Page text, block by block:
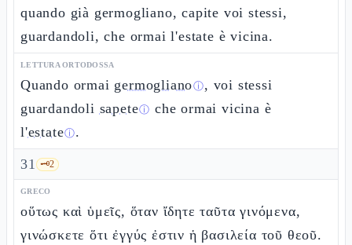
quando già germogliano, capite voi stessi,
guardandoli, che ormai l'estate è vicina.
LETTURA ORTODOSSA
Quando ormai germoglianoⓘ, voi stessi
guardandoli sapeteⓘ che ormai vicina è
l'estateⓘ.
31 🗝️2
GRECO
οὕτως καὶ ὑμεῖς, ὅταν ἴδητε ταῦτα γινόμενα,
γινώσκετε ὅτι ἐγγύς ἐστιν ἡ βασιλεία τοῦ θεοῦ.